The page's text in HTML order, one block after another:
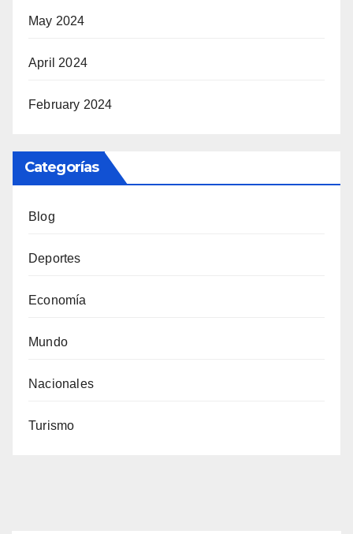
May 2024
April 2024
February 2024
Categorías
Blog
Deportes
Economía
Mundo
Nacionales
Turismo